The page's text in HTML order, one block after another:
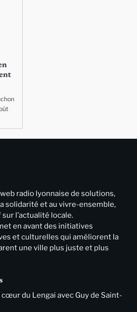
radio lyonnaise de solutions,
solidarité et au vivre-ensemble,
l’actualité locale.
en avant des initiatives
et culturelles qui améliorent la
une ville plus juste et plus
cœur du Lengai avec Guy de Saint-